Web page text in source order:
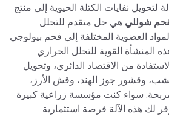
نفايات الكتلة الحيوية إلى منتج
شوللي هي حل متقدم للتحلل
العضوية المختلفة إلى فحم بيولوجي
المنشأة القوية للتحلل الحراري
من الاقتصاد الدائري، وتحويل
وقشور جوز الهند، وقش الأرز،
سواء كنت مؤسسة زراعية كبيرة
لك هذه الآلة فرصة استثمارية